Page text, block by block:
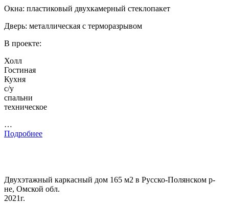
Окна: пластиковый двухкамерный стеклопакет
Дверь: металлическая с терморазрывом
В проекте:
Холл
Гостиная
Кухня
с/у
спальни
техническое
…
Подробнее
Двухэтажный каркасный дом 165 м2 в Русско-Полянском р-
не, Омской обл.
2021г.